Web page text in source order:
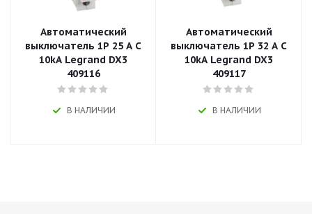
Автоматический
выключатель 1P 25 A C
10kA Legrand DX3
409116
В НАЛИЧИИ
Автоматический
выключатель 1P 32 A C
10kA Legrand DX3
409117
В НАЛИЧИИ